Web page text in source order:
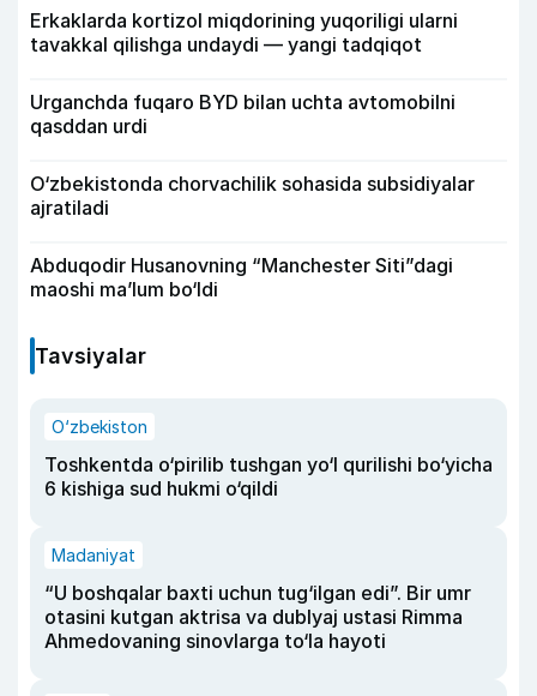
Erkaklarda kortizol miqdorining yuqoriligi ularni
tavakkal qilishga undaydi — yangi tadqiqot
Urganchda fuqaro BYD bilan uchta avtomobilni
qasddan urdi
O‘zbekistonda chorvachilik sohasida subsidiyalar
ajratiladi
Abduqodir Husanovning “Manchester Siti”dagi
maoshi ma’lum bo‘ldi
Tavsiyalar
O‘zbekiston
Toshkentda o‘pirilib tushgan yo‘l qurilishi bo‘yicha
6 kishiga sud hukmi o‘qildi
Madaniyat
“U boshqalar baxti uchun tug‘ilgan edi”. Bir umr
otasini kutgan aktrisa va dublyaj ustasi Rimma
Ahmedovaning sinovlarga to‘la hayoti